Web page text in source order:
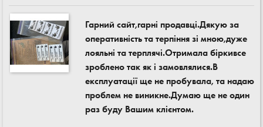
Гарний сайт,гарні продавці.Дякую за
оперативність та терпіння зі мною,дуже
лояльні та терплячі.Отримала біркивсе
зроблено так як і замовлялися.В
експлуатації ще не пробувала, та надаю
проблем не виникне.Думаю ще не один
раз буду Вашим клієнтом.